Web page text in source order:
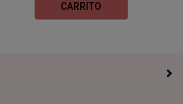
CARRITO